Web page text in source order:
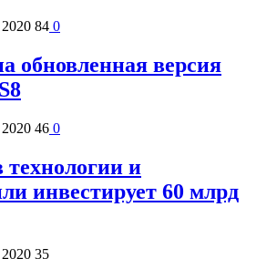
84 0
обновленная версия
46 0
технологии и
инвестирует 60 млрд
35